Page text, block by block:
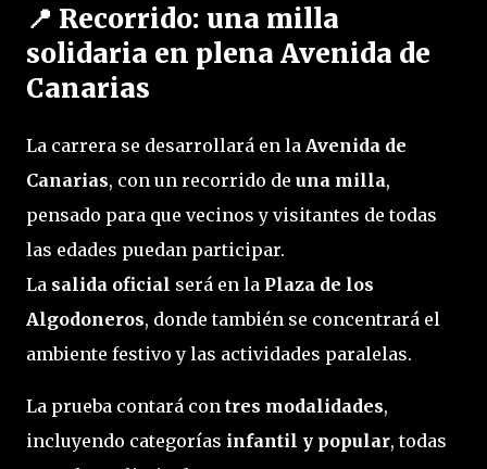
📍 Recorrido: una milla
solidaria en plena Avenida de
Canarias
La carrera se desarrollará en la Avenida de
Canarias, con un recorrido de una milla,
pensado para que vecinos y visitantes de todas
las edades puedan participar.
La salida oficial será en la Plaza de los
Algodoneros, donde también se concentrará el
ambiente festivo y las actividades paralelas.
La prueba contará con tres modalidades,
incluyendo categorías infantil y popular, todas